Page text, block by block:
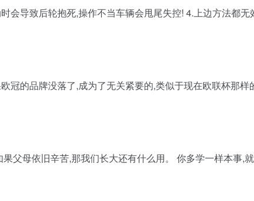
会导致后轮抱死,操作不当车辆会甩尾失控! 4.上边方法都无
冠的品牌没落了,成为了无关紧要的,类似于现在欧联杯那样
父母依旧辛苦,那我们长大还有什么用。 你多学一样本事,